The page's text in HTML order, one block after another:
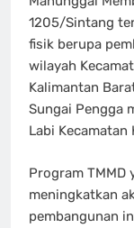
1205/Sintang
fisik berupa
wilayah
Kalimantan
Sungai Pengga
Labi Kecamatan
Program TMMD
meningkatkan
pembangunan